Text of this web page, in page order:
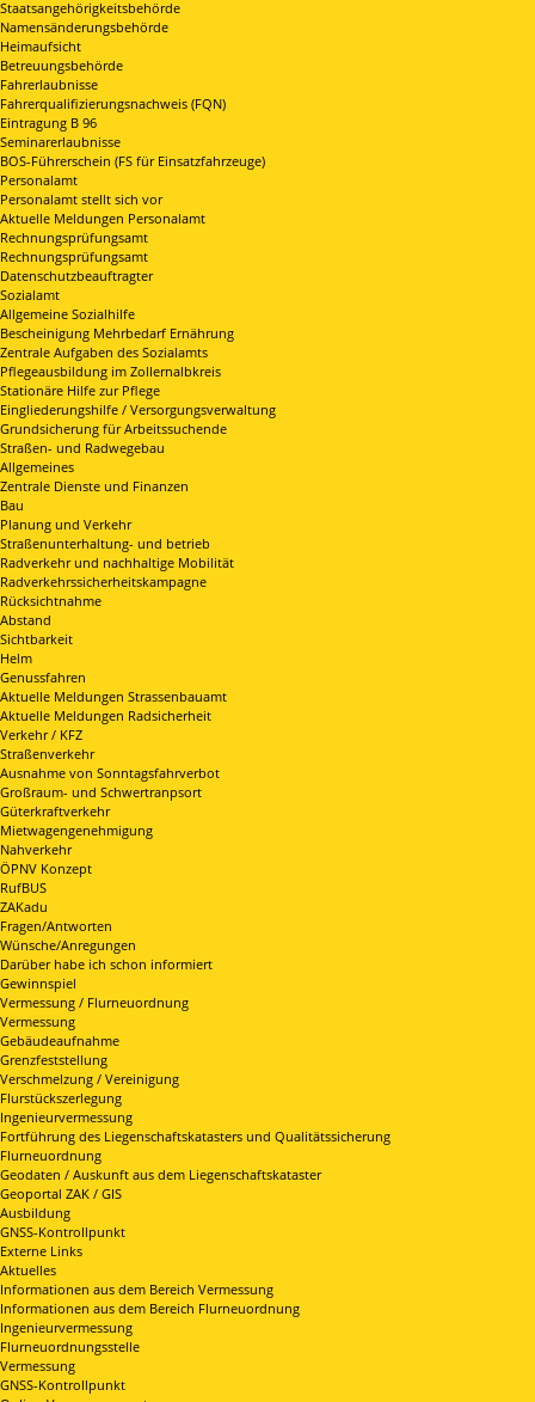
Staatsangehörigkeitsbehörde
Namensänderungsbehörde
Heimaufsicht
Betreuungsbehörde
Fahrerlaubnisse
Fahrerqualifizierungsnachweis (FQN)
Eintragung B 96
Seminarerlaubnisse
BOS-Führerschein (FS für Einsatzfahrzeuge)
Personalamt
Personalamt stellt sich vor
Aktuelle Meldungen Personalamt
Rechnungsprüfungsamt
Rechnungsprüfungsamt
Datenschutzbeauftragter
Sozialamt
Allgemeine Sozialhilfe
Bescheinigung Mehrbedarf Ernährung
Zentrale Aufgaben des Sozialamts
Pflegeausbildung im Zollernalbkreis
Stationäre Hilfe zur Pflege
Eingliederungshilfe / Versorgungsverwaltung
Grundsicherung für Arbeitssuchende
Straßen- und Radwegebau
Allgemeines
Zentrale Dienste und Finanzen
Bau
Planung und Verkehr
Straßenunterhaltung- und betrieb
Radverkehr und nachhaltige Mobilität
Radverkehrssicherheitskampagne
Rücksichtnahme
Abstand
Sichtbarkeit
Helm
Genussfahren
Aktuelle Meldungen Strassenbauamt
Aktuelle Meldungen Radsicherheit
Verkehr / KFZ
Straßenverkehr
Ausnahme von Sonntagsfahrverbot
Großraum- und Schwertranpsort
Güterkraftverkehr
Mietwagengenehmigung
Nahverkehr
ÖPNV Konzept
RufBUS
ZAKadu
Fragen/Antworten
Wünsche/Anregungen
Darüber habe ich schon informiert
Gewinnspiel
Vermessung / Flurneuordnung
Vermessung
Gebäudeaufnahme
Grenzfeststellung
Verschmelzung / Vereinigung
Flurstückszerlegung
Ingenieurvermessung
Fortführung des Liegenschaftskatasters und Qualitätssicherung
Flurneuordnung
Geodaten / Auskunft aus dem Liegenschaftskataster
Geoportal ZAK / GIS
Ausbildung
GNSS-Kontrollpunkt
Externe Links
Aktuelles
Informationen aus dem Bereich Vermessung
Informationen aus dem Bereich Flurneuordnung
Ingenieurvermessung
Flurneuordnungsstelle
Vermessung
GNSS-Kontrollpunkt